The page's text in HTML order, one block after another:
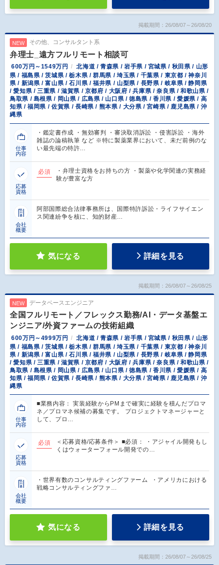
掲載期間：26/08/07～26/08/20
NEW その他、コンサルタント系
弁理士_遠方フルリモート相談可
600万円～1549万円
北海道 / 青森県 / 岩手県 / 宮城県 / 秋田県 / 山形
県 / 福島県 / 茨城県 / 栃木県 / 群馬県 / 埼玉県 / 千葉県 / 東京都 / 神奈川
県 / 新潟県 / 富山県 / 石川県 / 福井県 / 山梨県 / 長野県 / 岐阜県 / 静岡県
/ 愛知県 / 三重県 / 滋賀県 / 京都府 / 大阪府 / 兵庫県 / 奈良県 / 和歌山県 /
鳥取県 / 島根県 / 岡山県 / 広島県 / 山口県 / 徳島県 / 香川県 / 愛媛県 / 高
知県 / 福岡県 / 佐賀県 / 長崎県 / 熊本県 / 大分県 / 宮崎県 / 鹿児島県 / 沖
縄県
仕事
内容
・鑑定書作成 ・無効審判 ・審決取消訴訟 ・侵害訴訟 ・海外
雑誌の論稿執筆 など ※特に製薬業界において、未だ前例のな
い最先端の特許…
応募
資格
必須
・弁理士資格をお持ちの方 ・製薬や化学関連の実務経
験が豊富な方
会社
概要
阿部国際総合法律事務所は、国際特許訴訟・ライフサイエン
ス関連紛争を核に、知的財産…
気になる 詳細を見る
掲載期間：26/08/07～26/08/25
NEW データベースエンジニア
全国フルリモート／フレックス勤務/AI・データ基盤エ
ンジニア/外資ファームの技術組織
600万円～4999万円
北海道 / 青森県 / 岩手県 / 宮城県 / 秋田県 / 山形
県 / 福島県 / 茨城県 / 栃木県 / 群馬県 / 埼玉県 / 千葉県 / 東京都 / 神奈川
県 / 新潟県 / 富山県 / 石川県 / 福井県 / 山梨県 / 長野県 / 岐阜県 / 静岡県
/ 愛知県 / 三重県 / 滋賀県 / 京都府 / 大阪府 / 兵庫県 / 奈良県 / 和歌山県 /
鳥取県 / 島根県 / 岡山県 / 広島県 / 山口県 / 徳島県 / 香川県 / 愛媛県 / 高
知県 / 福岡県 / 佐賀県 / 長崎県 / 熊本県 / 大分県 / 宮崎県 / 鹿児島県 / 沖
縄県
仕事
内容
■業務内容： 実装経験からPMまで確実に経験を積んだプロマ
ネ／プロマネ候補の募集です。 プロジェクトマネージャーと
して、プロ…
応募
資格
必須
＜応募資格/応募条件＞ ■必須： ・アジャイル開発もし
くはウォーターフォール開発での…
会社
概要
・世界有数のコンサルティングファーム ・アメリカにおける
戦略コンサルティングファ…
気になる 詳細を見る
掲載期間：26/08/07～26/08/25